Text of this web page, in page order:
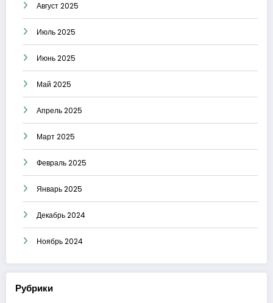
Август 2025
Июль 2025
Июнь 2025
Май 2025
Апрель 2025
Март 2025
Февраль 2025
Январь 2025
Декабрь 2024
Ноябрь 2024
Рубрики